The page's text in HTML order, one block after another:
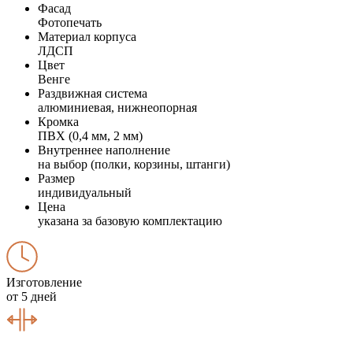
Фасад
Фотопечать
Материал корпуса
ЛДСП
Цвет
Венге
Раздвижная система
алюминиевая, нижнеопорная
Кромка
ПВХ (0,4 мм, 2 мм)
Внутреннее наполнение
на выбор (полки, корзины, штанги)
Размер
индивидуальный
Цена
указана за базовую комплектацию
Изготовление
от 5 дней